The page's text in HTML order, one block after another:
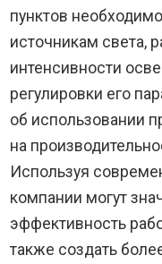
пунктов
источникам света,
интенсивности
регулировки его
об использовании
на
Используя
компании могут
эффективность
также создать